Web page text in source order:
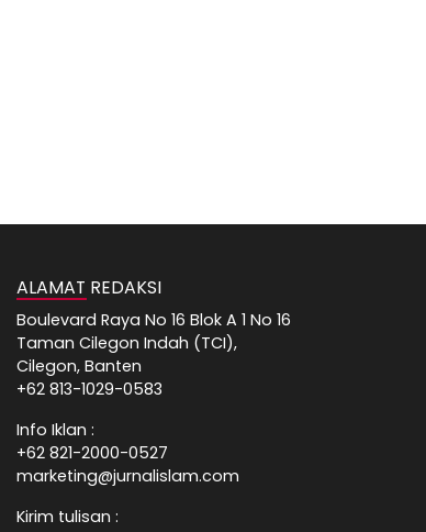
ALAMAT REDAKSI
Boulevard Raya No 16 Blok A 1 No 16
Taman Cilegon Indah (TCI),
Cilegon, Banten
+62 813-1029-0583
Info Iklan :
+62 821-2000-0527
marketing@jurnalislam.com
Kirim tulisan :